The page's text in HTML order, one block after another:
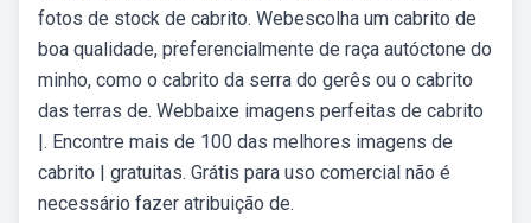
fotos de stock de cabrito. Webescolha um cabrito de
boa qualidade, preferencialmente de raça autóctone do
minho, como o cabrito da serra do gerês ou o cabrito
das terras de. Webbaixe imagens perfeitas de cabrito
|. Encontre mais de 100 das melhores imagens de
cabrito | gratuitas. Grátis para uso comercial não é
necessário fazer atribuição de.